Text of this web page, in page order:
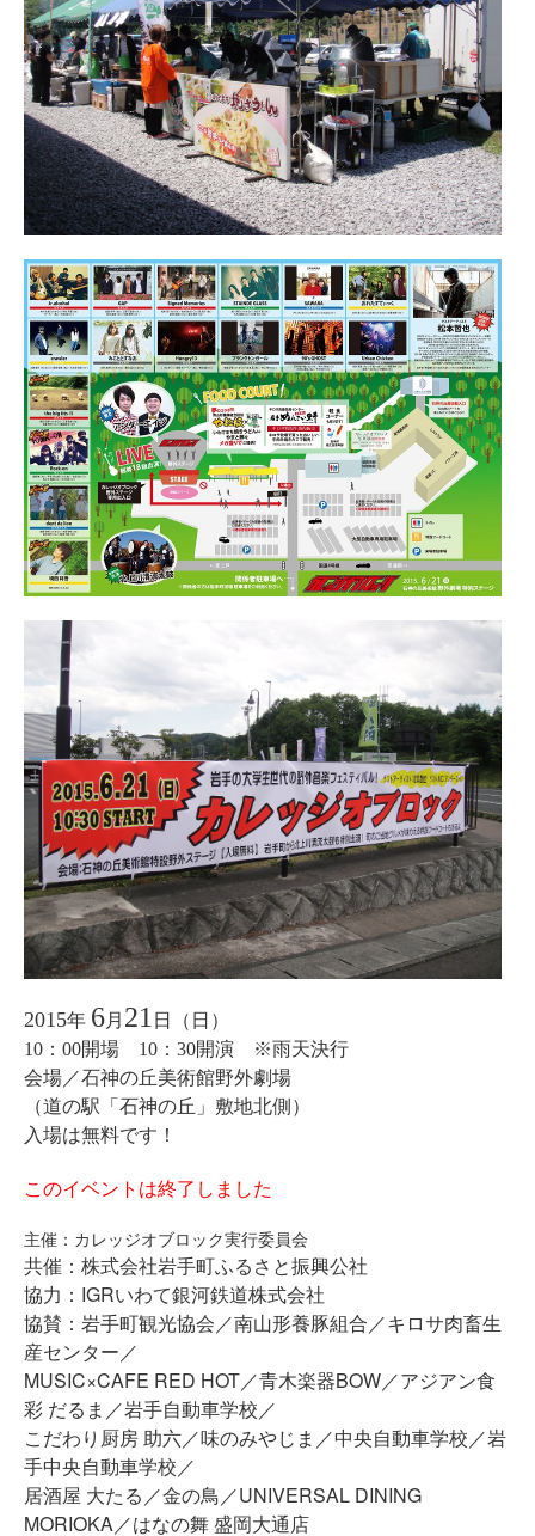
2015年 6月 21 日（日）
10：00開場 10：30開演 ※雨天決行
会場／石神の丘美術館野外劇場
（道の駅「石神の丘」敷地北側）
入場は無料です！
このイベントは終了しました
主催：カレッジオブロック実行委員会
共催：株式会社岩手町ふるさと振興公社
協力：IGRいわて銀河鉄道株式会社
協賛：岩手町観光協会／南山形養豚組合／キロサ肉畜生
産センター／
MUSIC×CAFE RED HOT／青木楽器BOW／アジアン食
彩 だるま／岩手自動車学校／
こだわり厨房 助六／味のみやじま／中央自動車学校／岩
手中央自動車学校／
居酒屋 大たる／金の鳥／UNIVERSAL DINING
MORIOKA／はなの舞 盛岡大通店